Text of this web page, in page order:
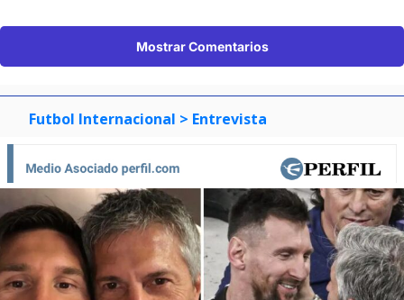
Mostrar Comentarios
Futbol Internacional > Entrevista